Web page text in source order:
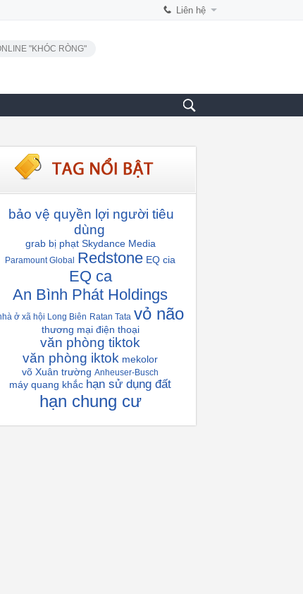
Liên hệ
"KHÓC RÒNG"
bảo vệ quyền lợi người tiêu
dùng
grab bị phạt Skydance Media
Paramount Global Redstone EQ cia
EQ ca
An Bình Phát Holdings
ở xã hội Long Biên Ratan Tata vỏ não
thương mại điện thoại
văn phòng tiktok
văn phòng iktok mekolor
võ Xuân trường Anheuser-Busch
máy quang khắc hạn sử dụng đất
hạn chung cư